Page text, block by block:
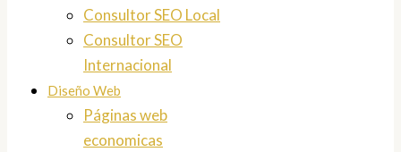
Consultor SEO Local
Consultor SEO
Internacional
Diseño Web
Páginas web
economicas